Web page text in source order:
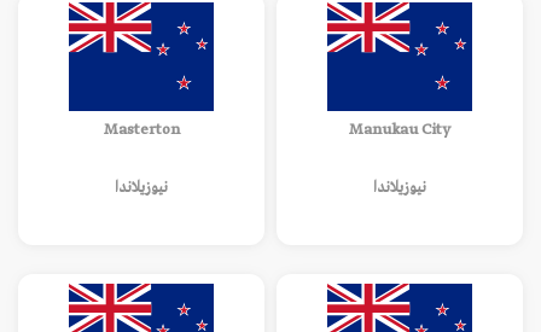
Manukau City
نيوزيلاندا
Masterton
نيوزيلاندا